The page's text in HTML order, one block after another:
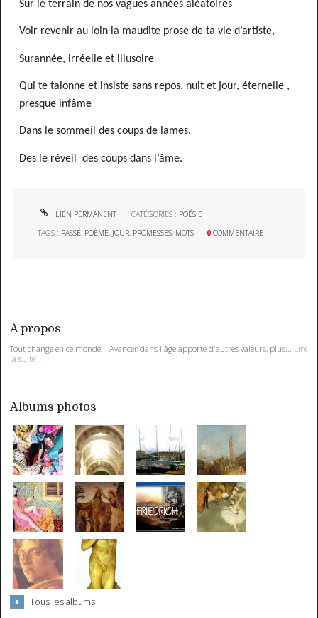
Sur le terrain de nos vagues années aléatoires
Voir revenir au loin la maudite prose de ta vie d’artiste,
Surannée, irréelle et illusoire
Qui te talonne et insiste sans repos, nuit et jour, éternelle ,
presque infâme
Dans le sommeil des coups de lames,
Des le réveil des coups dans l’âme.
LIEN PERMANENT CATÉGORIES : POÉSIE
TAGS : PASSÉ, POÈME, JOUR, PROMESSES, MOTS 0 COMMENTAIRE
À propos
Tout change en ce monde... Avancer dans l'âge apporte d'autres valeurs, plus...
Lire
la suite
Albums photos
Tous les albums